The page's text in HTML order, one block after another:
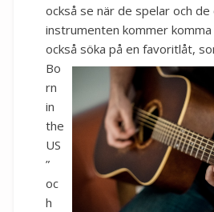
också se när de spelar och de
instrumenten kommer komma
också söka på en favoritlåt,
Bo
rn
in
the
US
”
oc
h